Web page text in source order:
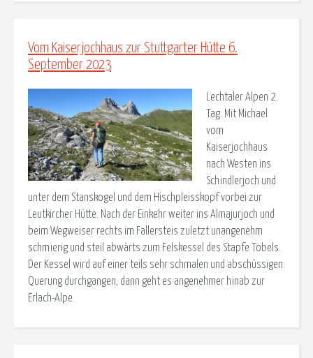
Vom Kaiserjochhaus zur Stuttgarter Hütte 6.
September 2023
Lechtaler Alpen 2.
Tag. Mit Michael
vom
Kaiserjochhaus
nach Westen ins
Schindlerjoch und
unter dem Stanskogel und dem Hischpleisskopf vorbei zur
Leutkircher Hütte. Nach der Einkehr weiter ins Almajurjoch und
beim Wegweiser rechts im Fallersteis zuletzt unangenehm
schmierig und steil abwärts zum Felskessel des Stapfe Tobels.
Der Kessel wird auf einer teils sehr schmalen und abschüssigen
Querung durchgangen, dann geht es angenehmer hinab zur
Erlach-Alpe.